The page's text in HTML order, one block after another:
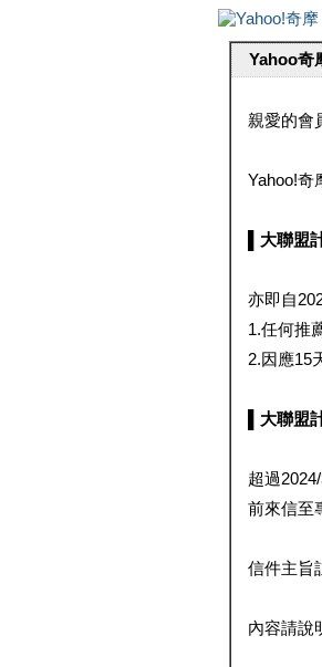
Yahoo奇
親愛的會
Yahoo!奇
▌大聯盟
亦即自
1.任何推
2.因應15
▌大聯盟
超過
前來信至
信件主旨
內容請說